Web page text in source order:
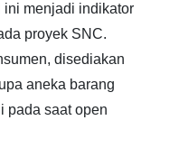
ini menjadi indikator
proyek SNC.
disediakan
aneka barang
pada saat open